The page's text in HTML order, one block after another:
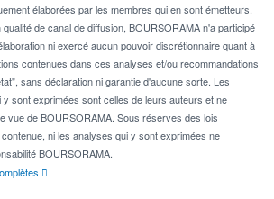
élaborées par les membres qui en sont émetteurs.
de canal de diffusion, BOURSORAMA n'a participé
ni exercé aucun pouvoir discrétionnaire quant à
contenues dans ces analyses et/ou recommandations
sans déclaration ni garantie d'aucune sorte. Les
y sont exprimées sont celles de leurs auteurs et ne
vue de BOURSORAMA. Sous réserves des lois
ni les analyses qui y sont exprimées ne
BOURSORAMA.